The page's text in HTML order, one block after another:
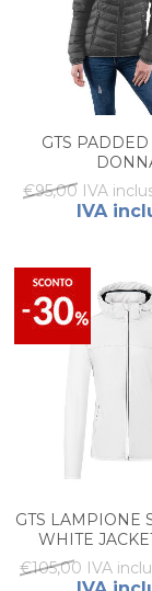
GTS PADDED
€95,00 IVA
IVA
GTS LAMPIONE
WHITE
€105,00 IVA